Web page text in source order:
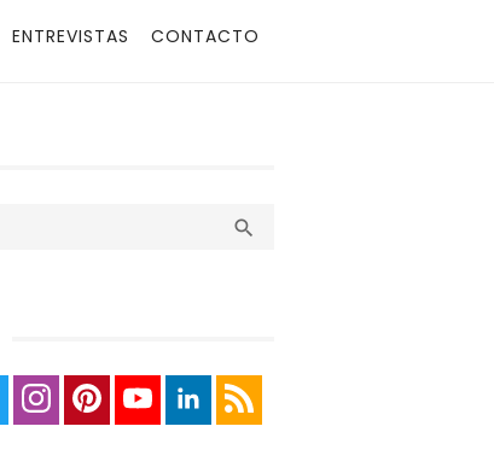
ENTREVISTAS CONTACTO
